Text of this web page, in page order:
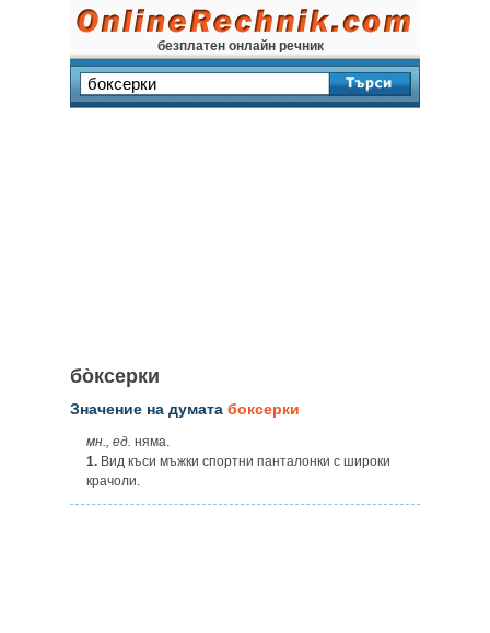
безплатен онлайн речник
бо̀ксерки
Значение на думата боксерки
мн., ед. няма.
1. Вид къси мъжки спортни панталонки с широки
крачоли.